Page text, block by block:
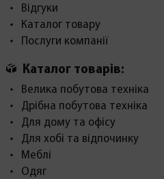
Відгуки
Каталог товару
Послуги компанії
Каталог товарів:
Велика побутова техніка
Дрібна побутова техніка
Для дому та офісу
Для хобі та відпочинку
Меблі
Одяг